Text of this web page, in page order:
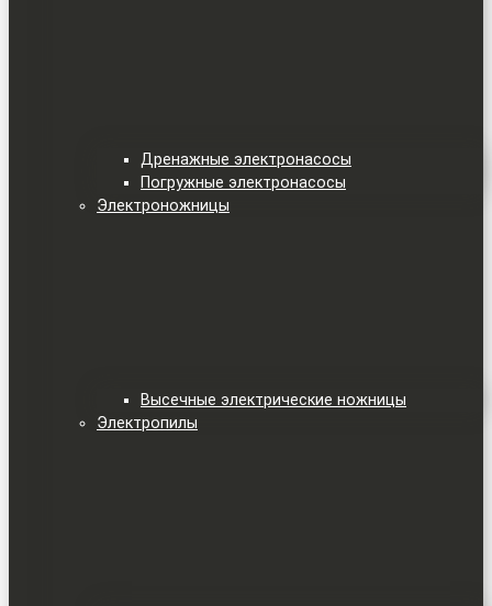
Дренажные электронасосы
Погружные электронасосы
Электроножницы
Высечные электрические ножницы
Электропилы